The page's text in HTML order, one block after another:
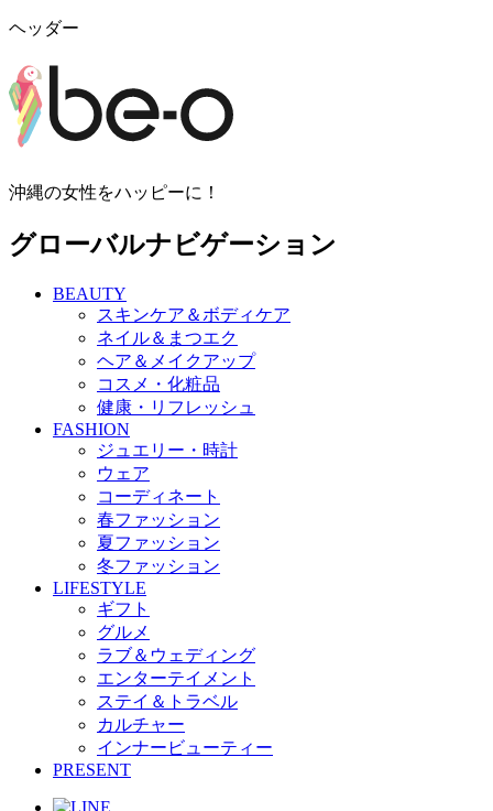
ヘッダー
沖縄の女性をハッピーに！
グローバルナビゲーション
BEAUTY
スキンケア＆ボディケア
ネイル＆まつエク
ヘア＆メイクアップ
コスメ・化粧品
健康・リフレッシュ
FASHION
ジュエリー・時計
ウェア
コーディネート
春ファッション
夏ファッション
冬ファッション
LIFESTYLE
ギフト
グルメ
ラブ＆ウェディング
エンターテイメント
ステイ＆トラベル
カルチャー
インナービューティー
PRESENT